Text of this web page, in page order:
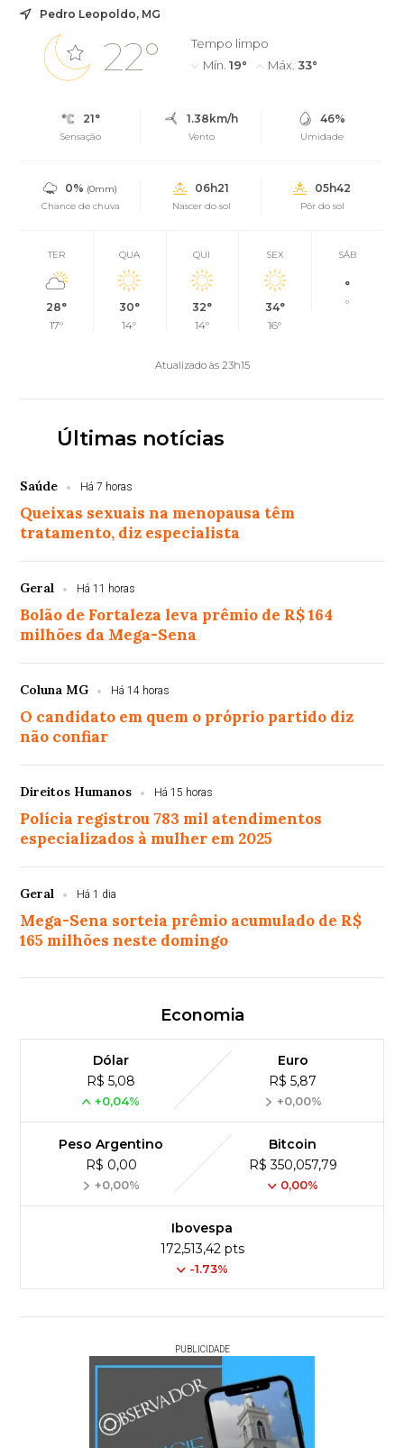
Pedro Leopoldo, MG
22°
Tempo limpo
Mín. 19° Máx. 33°
21°
Sensação
1.38km/h
Vento
46%
Umidade
0% (0mm)
Chance de chuva
06h21
Nascer do sol
05h42
Pôr do sol
TER
28°
17°
QUA
30°
14°
QUI
32°
14°
SEX
34°
16°
SÁB
°
°
Atualizado às 23h15
Últimas notícias
Saúde Há 7 horas
Queixas sexuais na menopausa têm
tratamento, diz especialista
Geral Há 11 horas
Bolão de Fortaleza leva prêmio de R$ 164
milhões da Mega-Sena
Coluna MG Há 14 horas
O candidato em quem o próprio partido diz
não confiar
Direitos Humanos Há 15 horas
Polícia registrou 783 mil atendimentos
especializados à mulher em 2025
Geral Há 1 dia
Mega-Sena sorteia prêmio acumulado de R$
165 milhões neste domingo
Economia
Dólar
R$ 5,08
+0,04%
Euro
R$ 5,87
+0,00%
Peso Argentino
R$ 0,00
+0,00%
Bitcoin
R$ 350,057,79
0,00%
Ibovespa
172,513,42 pts
-1.73%
PUBLICIDADE